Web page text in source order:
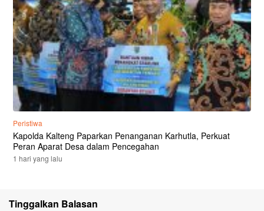
Peristiwa
Kapolda Kalteng Paparkan Penanganan Karhutla, Perkuat
Peran Aparat Desa dalam Pencegahan
1 hari yang lalu
Tinggalkan Balasan